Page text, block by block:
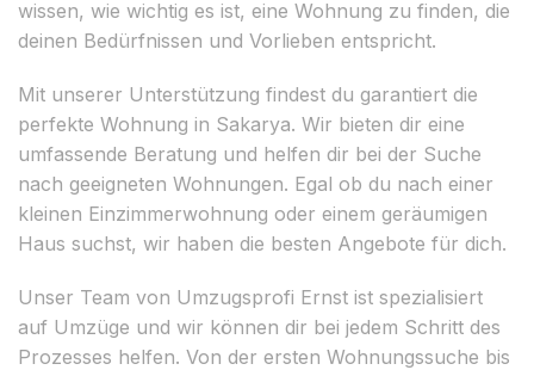
wissen, wie wichtig es ist, eine Wohnung zu finden, die
deinen Bedürfnissen und Vorlieben entspricht.
Mit unserer Unterstützung findest du garantiert die
perfekte Wohnung in Sakarya. Wir bieten dir eine
umfassende Beratung und helfen dir bei der Suche
nach geeigneten Wohnungen. Egal ob du nach einer
kleinen Einzimmerwohnung oder einem geräumigen
Haus suchst, wir haben die besten Angebote für dich.
Unser Team von Umzugsprofi Ernst ist spezialisiert
auf Umzüge und wir können dir bei jedem Schritt des
Prozesses helfen. Von der ersten Wohnungssuche bis